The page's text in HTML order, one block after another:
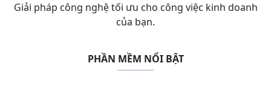
Giải pháp công nghệ tối ưu cho công việc kinh doanh
của bạn.
PHẦN MỀM NỔI BẬT